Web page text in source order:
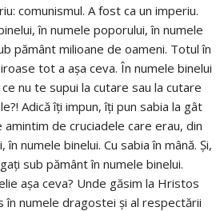
comunismul. A fost ca un imperiu.
în numele poporului, în numele
pământ milioane de oameni. Totul în
tot a aşa ceva. În numele binelui
nu te supui la cutare sau la cutare
Adică îţi impun, îţi pun sabia la gât
amintim de cruciadele care erau, din
numele binelui. Cu sabia în mână. Şi,
sub pământ în numele binelui.
aşa ceva? Unde găsim la Hristos
în numele dragostei şi al respectării